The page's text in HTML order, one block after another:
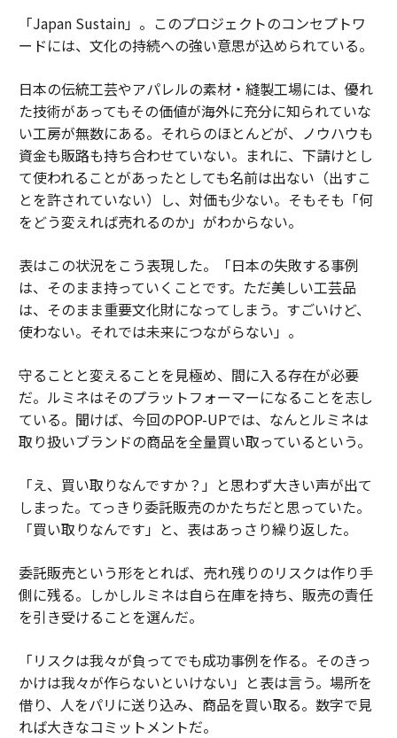
「Japan Sustain」。このプロジェクトのコンセプトワ
ードには、文化の持続への強い意思が込められている。
日本の伝統工芸やアパレルの素材・縫製工場には、優れ
た技術があってもその価値が海外に充分に知られていな
い工房が無数にある。それらのほとんどが、ノウハウも
資金も販路も持ち合わせていない。まれに、下請けとし
て使われることがあったとしても名前は出ない（出すこ
とを許されていない）し、対価も少ない。そもそも「何
をどう変えれば売れるのか」がわからない。
表はこの状況をこう表現した。「日本の失敗する事例
は、そのまま持っていくことです。ただ美しい工芸品
は、そのまま重要文化財になってしまう。すごいけど、
使わない。それでは未来につながらない」。
守ることと変えることを見極め、間に入る存在が必要
だ。ルミネはそのプラットフォーマーになることを志し
ている。聞けば、今回のPOP-UPでは、なんとルミネは
取り扱いブランドの商品を全量買い取っているという。
「え、買い取りなんですか？」と思わず大きい声が出て
しまった。てっきり委託販売のかたちだと思っていた。
「買い取りなんです」と、表はあっさり繰り返した。
委託販売という形をとれば、売れ残りのリスクは作り手
側に残る。しかしルミネは自ら在庫を持ち、販売の責任
を引き受けることを選んだ。
「リスクは我々が負ってでも成功事例を作る。そのきっ
かけは我々が作らないといけない」と表は言う。場所を
借り、人をパリに送り込み、商品を買い取る。数字で見
れば大きなコミットメントだ。